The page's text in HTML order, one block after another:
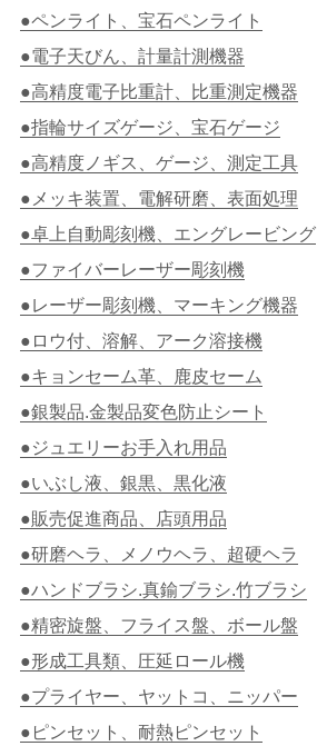
●ペンライト、宝石ペンライト
●電子天びん、計量計測機器
●高精度電子比重計、比重測定機器
●指輪サイズゲージ、宝石ゲージ
●高精度ノギス、ゲージ、測定工具
●メッキ装置、電解研磨、表面処理
●卓上自動彫刻機、エングレービング
●ファイバーレーザー彫刻機
●レーザー彫刻機、マーキング機器
●ロウ付、溶解、アーク溶接機
●キョンセーム革、鹿皮セーム
●銀製品.金製品変色防止シート
●ジュエリーお手入れ用品
●いぶし液、銀黒、黒化液
●販売促進商品、店頭用品
●研磨ヘラ、メノウヘラ、超硬ヘラ
●ハンドブラシ.真鍮ブラシ.竹ブラシ
●精密旋盤、フライス盤、ボール盤
●形成工具類、圧延ロール機
●プライヤー、ヤットコ、ニッパー
●ピンセット、耐熱ピンセット